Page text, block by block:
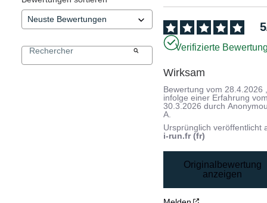
5
Verifizierte
Wirksam
Bewertung vom28.4.2026
infolge einer Erfahrung
30.3.2026 durch
A.
Ursprünglich veröffentlicht
i-run.fr (fr)
Originalbewertung
anzeigen